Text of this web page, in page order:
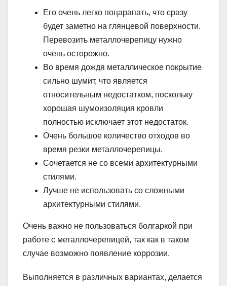
Его очень легко поцарапать, что сразу
будет заметно на глянцевой поверхности.
Перевозить металлочерепицу нужно
очень осторожно.
Во время дождя металлическое покрытие
сильно шумит, что является
относительным недостатком, поскольку
хорошая шумоизоляция кровли
полностью исключает этот недостаток.
Очень большое количество отходов во
время резки металлочерепицы.
Сочетается не со всеми архитектурными
стилями.
Лучше не использовать со сложными
архитектурными стилями.
Очень важно не пользоваться болгаркой при
работе с металлочерепицей, так как в таком
случае возможно появление коррозии.
Выполняется в различных вариантах, делается